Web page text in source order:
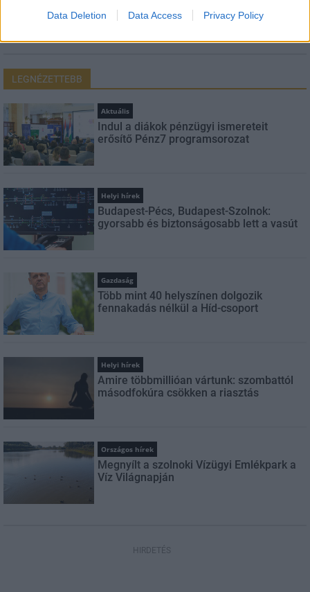
Data Deletion Data Access Privacy Policy
FELIRATKOZÁS
LEGNÉZETTEBB
Aktuális
Indul a diákok pénzügyi ismereteit
erősítő Pénz7 programsorozat
Helyi hírek
Budapest-Pécs, Budapest-Szolnok:
gyorsabb és biztonságosabb lett a vasút
Gazdaság
Több mint 40 helyszínen dolgozik
fennakadás nélkül a Híd-csoport
Helyi hírek
Amire többmillióan vártunk: szombattól
másodfokúra csökken a riasztás
Országos hírek
Megnyílt a szolnoki Vízügyi Emlékpark a
Víz Világnapján
HIRDETÉS